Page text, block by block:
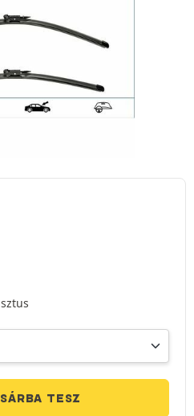
TESZ